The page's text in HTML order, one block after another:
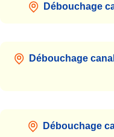
Débouchage
Débouchage
Débouchage